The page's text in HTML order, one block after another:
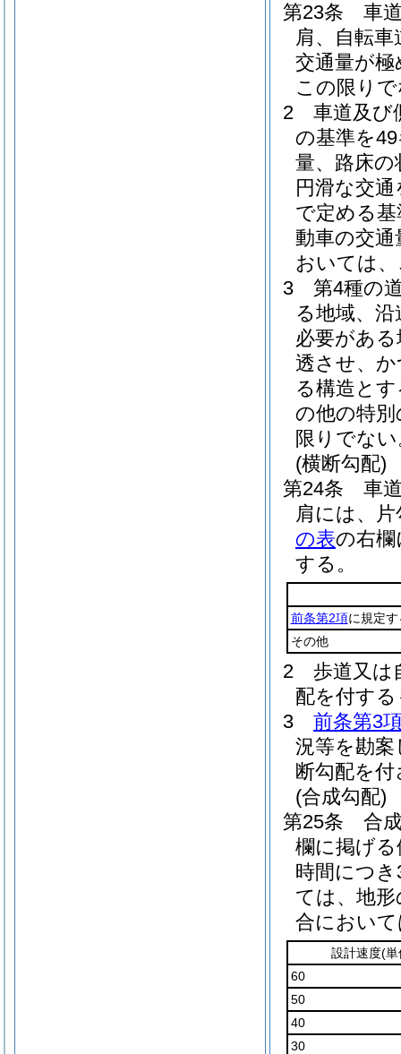
第23条
車
肩、自転
交通量が
この限り
2
車道及び
の基準を
量、路床
円滑な交
で定める
動車の交
おいては
3
第4種の
る地域、
必要があ
透させ、
る構造と
の他の特
限りでな
(横断勾配)
第24条
車
肩には、
の表の右
する。
前条第2項に規定
その他
2
歩道又は
配を付す
3
前条第3
況等を勘
断勾配を
(合成勾配)
第25条
合
欄に掲げ
時間につ
ては、地
合におい
設計速度(単
60
50
40
30